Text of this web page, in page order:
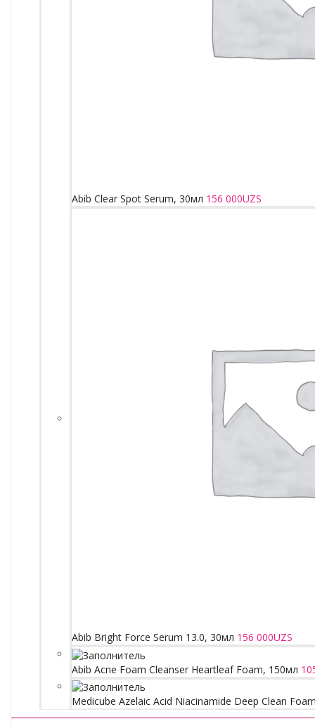
Abib Clear Spot Serum, 30мл 156 000UZS
Abib Bright Force Serum 13.0, 30мл 156 000UZS
Abib Acne Foam Cleanser Heartleaf Foam, 150мл
Medicube Azelaic Acid Niacinamide Deep Clean